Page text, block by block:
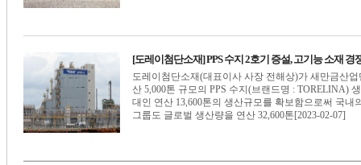
[도레이첨단소재] PPS 수지 2호기 증설, 고기능 소재 경
도레이첨단소재(대표이사 사장 전해상)가 새만금산
산 5,000톤 규모의 PPS 수지(브랜드명 : TORELINA)
대인 연산 13,600톤의 생산규모를 확보함으로써 국
그룹도 글로벌 생산량을 연산 32,600톤[2023-02-07]